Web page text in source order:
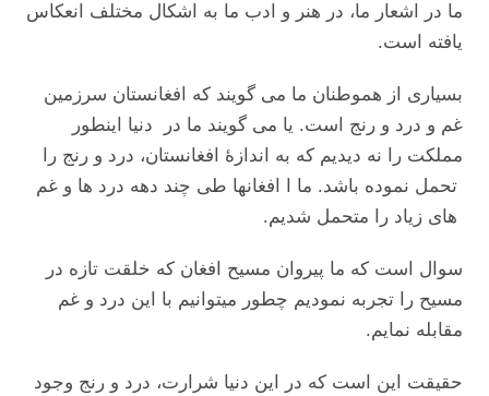
ما در اشعار ما، در هنر و ادب ما به اشکال مختلف انعکاس
یافته است.
بسیاری از هموطنان ما می گویند که افغانستان سرزمین
غم و درد و رنج است. یا می گویند ما در دنیا اینطور
مملکت را نه دیدیم که به اندازۀ افغانستان، درد و رنج را
تحمل نموده باشد. ما ا افغانها طی چند دهه درد ها و غم
های زیاد را متحمل شدیم.
سوال است که ما پیروان مسیح افغان که خلقت تازه در
مسیح را تجربه نمودیم چطور میتوانیم با این درد و غم
مقابله نمایم.
حقیقت این است که در این دنیا شرارت، درد و رنج وجود